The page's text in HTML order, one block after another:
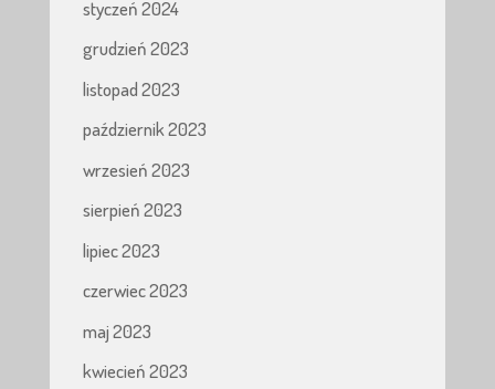
styczeń 2024
grudzień 2023
listopad 2023
październik 2023
wrzesień 2023
sierpień 2023
lipiec 2023
czerwiec 2023
maj 2023
kwiecień 2023